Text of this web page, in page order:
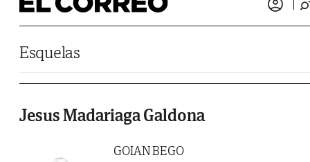
Esquelas
Jesus Madariaga Galdona
GOIAN BEGO